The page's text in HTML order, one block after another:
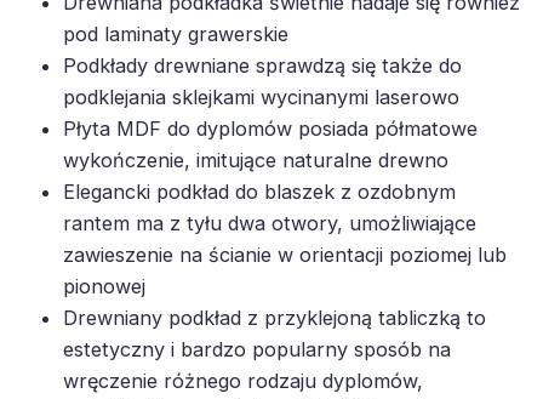
pod laminaty grawerskie
Podkłady drewniane sprawdzą się także do
podklejania sklejkami wycinanymi laserowo
Płyta MDF do dyplomów posiada półmatowe
wykończenie, imitujące naturalne drewno
Elegancki podkład do blaszek z ozdobnym
rantem ma z tyłu dwa otwory, umożliwiające
zawieszenie na ścianie w orientacji poziomej lub
pionowej
Drewniany podkład z przyklejoną tabliczką to
estetyczny i bardzo popularny sposób na
wręczenie różnego rodzaju dyplomów,